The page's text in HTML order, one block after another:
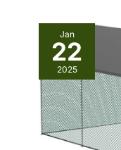
Jan
22
2025